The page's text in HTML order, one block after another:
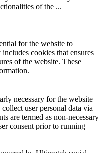
of the ...
for the website to
cookies that ensures
of the website. These
necessary for the website
user personal data via
are termed as non-necessary
consent prior to running